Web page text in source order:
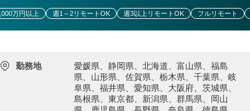
万円以上 週1～2リモートOK 週3以上リモートOK フルリモート
勤務地
愛媛県、静岡県、北海道、富山県、福島
県、山形県、佐賀県、栃木県、千葉県、岐
阜県、福井県、愛知県、大阪府、茨城県、
島根県、東京都、新潟県、群馬県、岡山